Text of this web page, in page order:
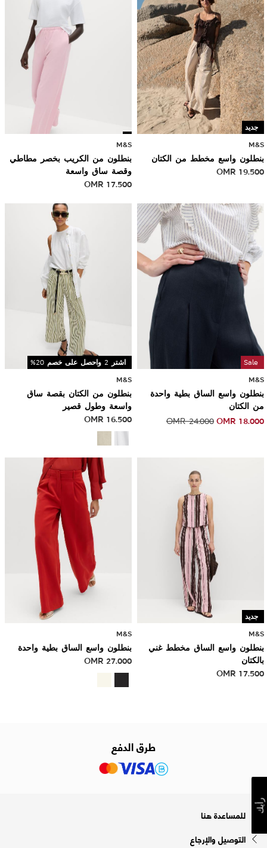
جديد
M&S
بنطلون واسع مخطط من الكتان
OMR 19.500
M&S
بنطلون من الكريب بخصر مطاطي
وقصة ساق واسعة
OMR 17.500
Sale
M&S
بنطلون واسع الساق بطية واحدة
من الكتان
OMR 18.000
OMR24.000
اشتر 2 واحصل على خصم 20%
M&S
بنطلون من الكتان بقصة ساق
واسعة وطول قصير
OMR 16.500
جديد
M&S
بنطلون واسع الساق مخطط غني
بالكتان
OMR 17.500
M&S
بنطلون واسع الساق بطية واحدة
OMR 27.000
طرق الدفع
للمساعدة هنا
التوصيل والإرجاع
رأيك